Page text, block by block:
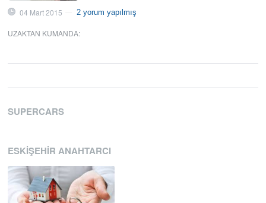
04 Mart 2015 2 yorum yapılmış
UZAKTAN KUMANDA:
SUPERCARS
ESKIŞEHIR ANAHTARCI